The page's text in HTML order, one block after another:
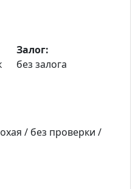
Залог:
без залога
/ без проверки /